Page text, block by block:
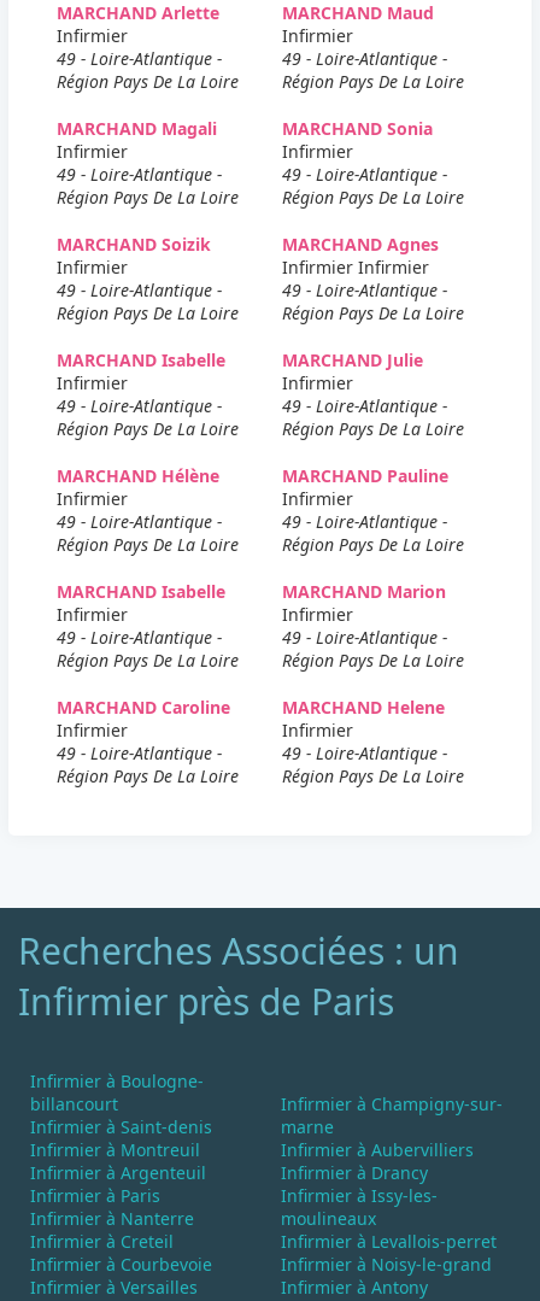
MARCHAND Arlette
Infirmier
49 - Loire-Atlantique -
Région Pays De La Loire
MARCHAND Maud
Infirmier
49 - Loire-Atlantique -
Région Pays De La Loire
MARCHAND Magali
Infirmier
49 - Loire-Atlantique -
Région Pays De La Loire
MARCHAND Sonia
Infirmier
49 - Loire-Atlantique -
Région Pays De La Loire
MARCHAND Soizik
Infirmier
49 - Loire-Atlantique -
Région Pays De La Loire
MARCHAND Agnes
Infirmier Infirmier
49 - Loire-Atlantique -
Région Pays De La Loire
MARCHAND Isabelle
Infirmier
49 - Loire-Atlantique -
Région Pays De La Loire
MARCHAND Julie
Infirmier
49 - Loire-Atlantique -
Région Pays De La Loire
MARCHAND Hélène
Infirmier
49 - Loire-Atlantique -
Région Pays De La Loire
MARCHAND Pauline
Infirmier
49 - Loire-Atlantique -
Région Pays De La Loire
MARCHAND Isabelle
Infirmier
49 - Loire-Atlantique -
Région Pays De La Loire
MARCHAND Marion
Infirmier
49 - Loire-Atlantique -
Région Pays De La Loire
MARCHAND Caroline
Infirmier
49 - Loire-Atlantique -
Région Pays De La Loire
MARCHAND Helene
Infirmier
49 - Loire-Atlantique -
Région Pays De La Loire
Recherches Associées : un
Infirmier près de Paris
Infirmier à Boulogne-
billancourt
Infirmier à Saint-denis
Infirmier à Montreuil
Infirmier à Argenteuil
Infirmier à Paris
Infirmier à Nanterre
Infirmier à Creteil
Infirmier à Courbevoie
Infirmier à Versailles
Infirmier à Champigny-sur-
marne
Infirmier à Aubervilliers
Infirmier à Drancy
Infirmier à Issy-les-
moulineaux
Infirmier à Levallois-perret
Infirmier à Noisy-le-grand
Infirmier à Antony